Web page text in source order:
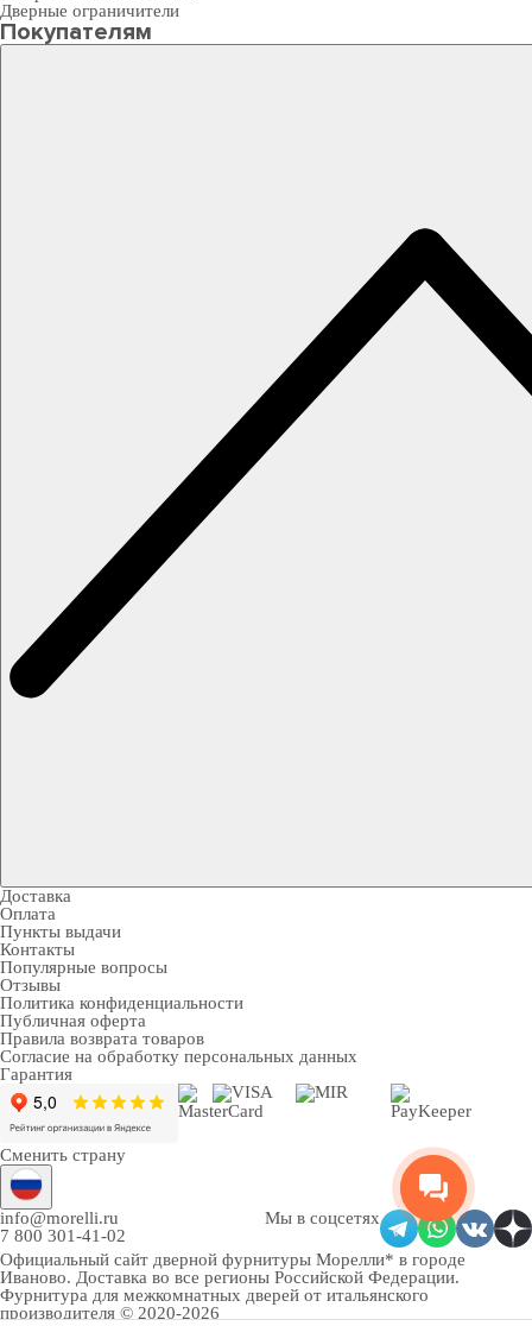
Дверные ограничители
Покупателям
Доставка
Оплата
Пункты выдачи
Контакты
Популярные вопросы
Отзывы
Политика конфиденциальности
Публичная оферта
Правила возврата товаров
Согласие на обработку персональных данных
Гарантия
Сменить страну
info@morelli.ru
7 800 301-41-02
Мы в соцсетях
Официальный сайт дверной фурнитуры Морелли* в городе
Иваново. Доставка во все регионы Российской Федерации.
Фурнитура для межкомнатных дверей от итальянского
производителя © 2020-2026